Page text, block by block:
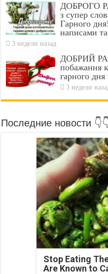
ДОБРОГО
з супер
Гарного
написами
3 недели назад
ДОБРИЙ
побажання
гарного
3 недели
Последние новости
Stop Eating
Are Known to